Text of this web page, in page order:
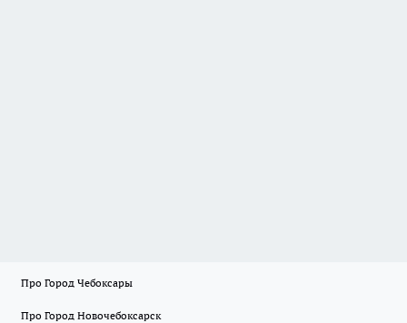
Про Город Чебоксары
Про Город Новочебоксарск